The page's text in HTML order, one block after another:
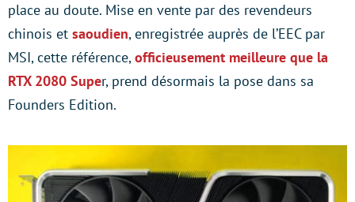
place au doute. Mise en vente par des revendeurs
chinois et saoudien, enregistrée auprès de l’EEC par
MSI, cette référence,officieusement meilleure que la
RTX 2080 Super, prend désormais la pose dans sa
Founders Edition.